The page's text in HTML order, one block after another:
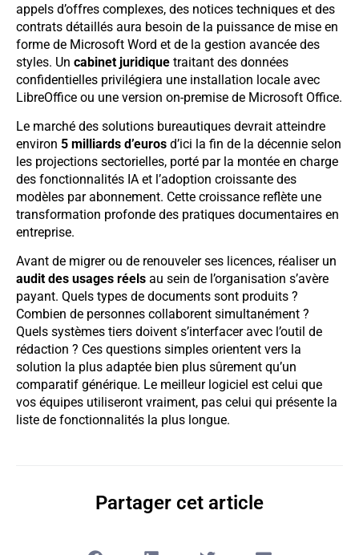
appels d’offres complexes, des notices techniques et des
contrats détaillés aura besoin de la puissance de mise en
forme de Microsoft Word et de la gestion avancée des
styles. Un cabinet juridique traitant des données
confidentielles privilégiera une installation locale avec
LibreOffice ou une version on-premise de Microsoft Office.
Le marché des solutions bureautiques devrait atteindre
environ 5 milliards d’euros d’ici la fin de la décennie selon
les projections sectorielles, porté par la montée en charge
des fonctionnalités IA et l’adoption croissante des
modèles par abonnement. Cette croissance reflète une
transformation profonde des pratiques documentaires en
entreprise.
Avant de migrer ou de renouveler ses licences, réaliser un
audit des usages réels au sein de l’organisation s’avère
payant. Quels types de documents sont produits ?
Combien de personnes collaborent simultanément ?
Quels systèmes tiers doivent s’interfacer avec l’outil de
rédaction ? Ces questions simples orientent vers la
solution la plus adaptée bien plus sûrement qu’un
comparatif générique. Le meilleur logiciel est celui que
vos équipes utiliseront vraiment, pas celui qui présente la
liste de fonctionnalités la plus longue.
Partager cet article